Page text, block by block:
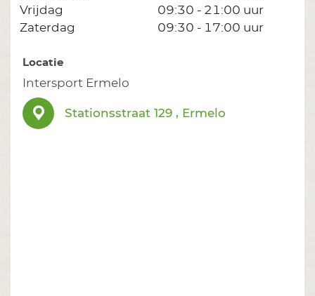
Vrijdag
09:30 - 21:00 uur
Zaterdag
09:30 - 17:00 uur
Locatie
Intersport Ermelo
Stationsstraat 129 , Ermelo